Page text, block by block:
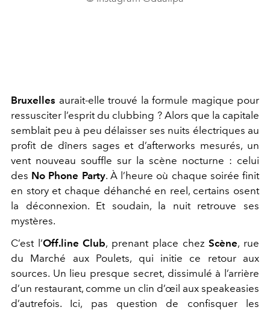
Bruxelles aurait-elle trouvé la formule magique pour
ressusciter l’esprit du clubbing ? Alors que la capitale
semblait peu à peu délaisser ses nuits électriques au
profit de dîners sages et d’afterworks mesurés, un
vent nouveau souffle sur la scène nocturne : celui
des No Phone Party. À l’heure où chaque soirée finit
en story et chaque déhanché en reel, certains osent
la déconnexion. Et soudain, la nuit retrouve ses
mystères.
C’est l’Off.line Club, prenant place chezScène, rue
du Marché aux Poulets, qui initie ce retour aux
sources. Un lieu presque secret, dissimulé à l’arrière
d’un restaurant, comme un clin d’œil aux speakeasies
d’autrefois. Ici, pas question de confisquer les